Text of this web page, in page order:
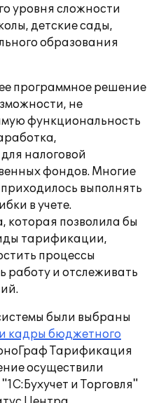
уровня сложности
детские сады,
образования
программное решение
не
функциональность
налоговой
фондов. Многие
выполнять
в учете.
которая позволила бы
тарификации,
процессы
работу и отслеживать
были выбраны
кадры бюджетного
Тарификация
осуществили
и Торговля"